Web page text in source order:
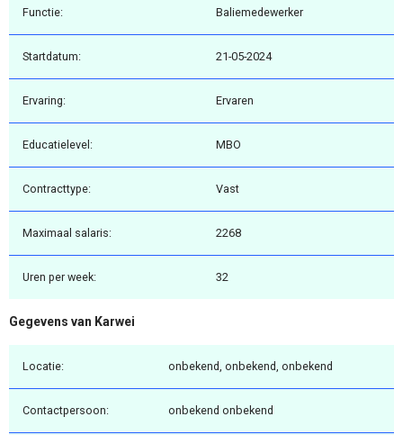
Functie: Baliemedewerker
Startdatum: 21-05-2024
Ervaring: Ervaren
Educatielevel: MBO
Contracttype: Vast
Maximaal salaris: 2268
Uren per week: 32
Gegevens van Karwei
Locatie: onbekend, onbekend, onbekend
Contactpersoon: onbekend onbekend